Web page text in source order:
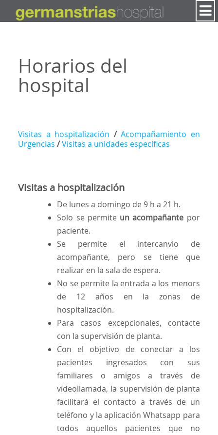
Horarios del
hospital
Visitas a hospitalización /Acompañamiento en
Urgencias /Visitas a unidades específicas
Visitas a hospitalización
De lunes a domingo de 9 h a 21 h.
Solo se permite un acompañante por
paciente.
Se permite el intercanvio de
acompañante, pero se tiene que
realizar en la sala de espera.
No se permite la entrada a los menors
de 12 años en la zonas de
hospitalización.
Para casos excepcionales, contacte
con la supervisión de planta.
Con el objetivo de conectar a los
pacientes ingresados con sus
familiares o amigos a través de
vídeollamada, la supervisión de planta
facilitará el contacto a través de un
teléfono y la aplicación Whatsapp para
todos aquellos pacientes que no